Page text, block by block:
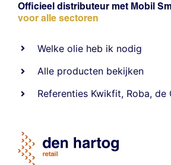
Officieel distributeur met Mobil
voor alle sectoren
Welke olie heb ik nodig
Alle producten bekijken
Referenties Kwikfit, Roba,de